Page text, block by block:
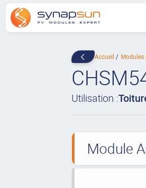
Accueil Modules
Utilisation :
Module